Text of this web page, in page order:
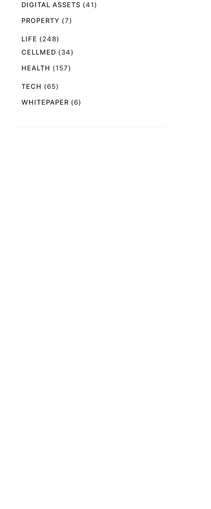
DIGITAL ASSETS (41)
PROPERTY (7)
LIFE (248)
CELLMED (34)
HEALTH (157)
TECH (65)
WHITEPAPER (6)